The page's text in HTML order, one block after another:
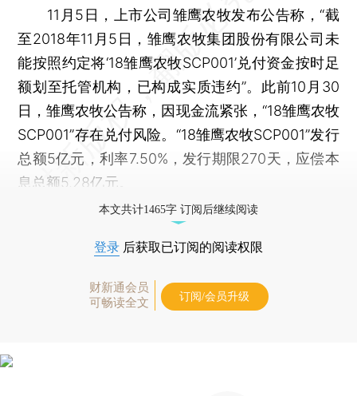
11月5日，上市公司雏鹰农牧发布公告称，“截
至2018年11月5日，雏鹰农牧集团股份有限公司未
能按照约定将‘18雏鹰农牧SCP001’兑付资金按时足
额划至托管机构，已构成实质违约”。此前10月30
日，雏鹰农牧公告称，因现金流紧张，“18雏鹰农牧
SCP001”存在兑付风险。“18雏鹰农牧SCP001”发行
总额5亿元，利率7.50%，发行期限270天，应偿本
息总额5.28亿元。
本文共计1465字 订阅后继续阅读
登录 后获取已订阅的阅读权限
财新通会员
可畅读全文
订阅/会员升级